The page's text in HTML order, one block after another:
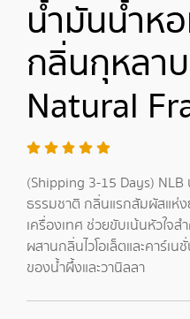
น้ำมันน้ำห
กลิ่นกุหลา
Natural
(Shipping 3-15 Days)
ธรรมชาติ กลิ่นแรกสัมผัสแห่ง
เครื่องเทศ ช่วยขับเน้นหัวใจ
ผสานกลิ่นไวโอเล็ตและคาร์
ของน้ำผึ้งและวานิลลา